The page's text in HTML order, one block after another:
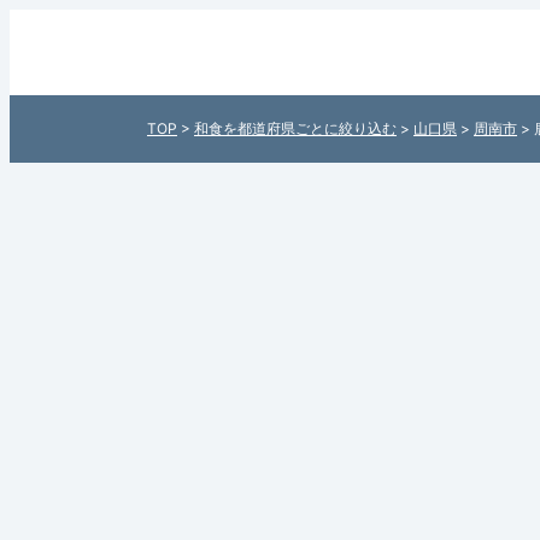
国の和食ランチ検索サイト「和
TOP > 和食を都道府県ごとに絞り込む > 山口県 > 周南市 >